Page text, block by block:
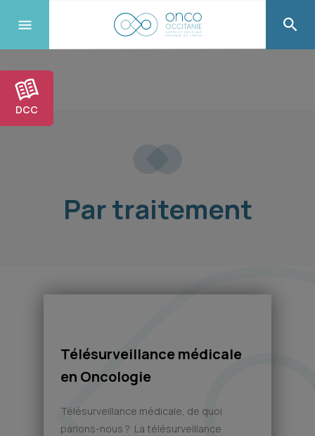
DCC
Par traitement
Télésurveillance médicale
en Oncologie
Télésurveillance médicale, de quoi
parlons-nous ? La télésurveillance